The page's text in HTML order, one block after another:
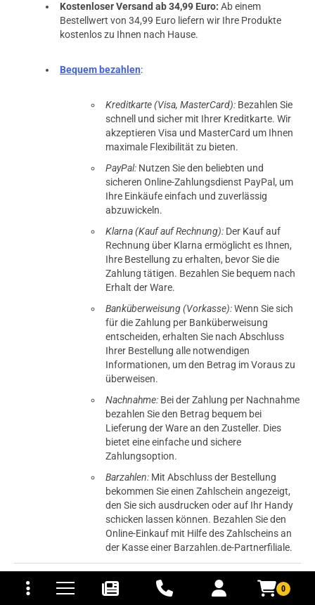
0
und Versandkosten
Kostenloser Versand ab 34,99 Euro: Ab einem
Bestellwert von 34,99 Euro liefern wir Ihre Produkte
kostenlos zu Ihnen nach Hause.
Bequem bezahlen:
Kreditkarte (Visa, MasterCard): Bezahlen Sie
schnell und sicher mit Ihrer Kreditkarte. Wir
akzeptieren Visa und MasterCard um Ihnen
maximale Flexibilität zu bieten.
PayPal: Nutzen Sie den beliebten und
sicheren Online-Zahlungsdienst PayPal, um
Ihre Einkäufe einfach und zuverlässig
abzuwickeln.
Klarna (Kauf auf Rechnung): Der Kauf auf
Rechnung über Klarna ermöglicht es Ihnen,
Ihre Bestellung zu erhalten, bevor Sie die
Zahlung tätigen. Bezahlen Sie bequem nach
Erhalt der Ware.
Banküberweisung (Vorkasse):Wenn Sie sich
für die Zahlung per Banküberweisung
entscheiden, erhalten Sie nach Abschluss
Ihrer Bestellung alle notwendigen
Informationen, um den Betrag im Voraus zu
überweisen.
Nachnahme: Bei der Zahlung per Nachnahme
bezahlen Sie den Betrag bequem bei
Lieferung der Ware an den Zusteller. Dies
bietet eine einfache und sichere
Zahlungsoption.
Barzahlen: Mit Abschluss der Bestellung
bekommen Sie einen Zahlschein angezeigt,
den Sie sich ausdrucken oder auf Ihr Handy
schicken lassen können. Bezahlen Sie den
Online-Einkauf mit Hilfe des Zahlscheins an
der Kasse einer Barzahlen.de-Partnerfiliale.
Dieses Projekt wird aus dem
Europäischen Fonds für regionale